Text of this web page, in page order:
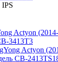
Actyon
3413T3